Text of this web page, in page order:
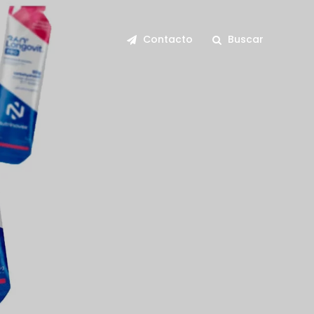
Contacto Buscar